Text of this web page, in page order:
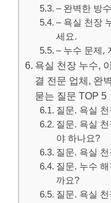
– 완벽한 방
– 욕실 천장
세요.
– 누수 문제,
욕실 천장 누수,
결 전문 업체, 완
묻는 질문 TOP 5
질문. 욕실
질문. 욕실
야 하나요?
질문. 욕실
질문. 누수
까요?
질문. 욕실